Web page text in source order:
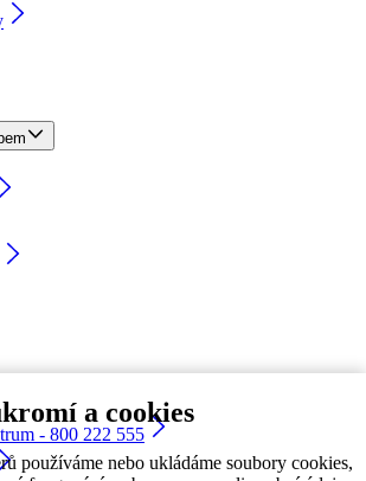
a cookies
používáme nebo ukládáme soubory cookies,
- 800 222 555